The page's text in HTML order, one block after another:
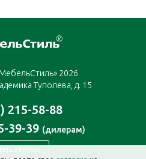
2026
Туполева, д. 15
215-58-88
39-39 (дилерам)
звонок